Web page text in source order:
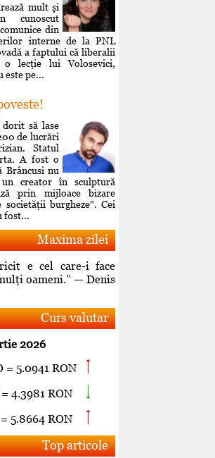
mult şi
cunoscut
din
interne de la PNL
a faptului că liberalii
lecţie lui Volosevici,
este pe...
dorit să lase
de lucrări
Statul
A fost o
Brâncusi nu
creator în sculptură
prin mijloace bizare
burgheze". Cei
fost...
Maxima zilei
e cel care-i face
oameni.” — Denis
Curs valutar
2026
= 5.0941 RON
4.3981 RON
5.8664 RON
Top articole